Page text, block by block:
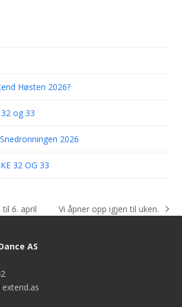
Høsten 2026?
og 33
2026
32 OG 33
6. april
next
Vi åpner opp igjen til uken.
AS